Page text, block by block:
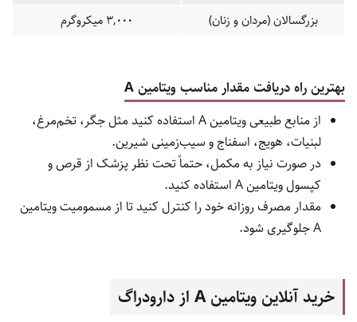
بزرگسالان (مردان و زنان)
3,000 میکروگرم
بهترین راه دریافت مقدار مناسب ویتامین A
از منابع طبیعی ویتامین A استفاده کنید مثل جگر، تخم‌مرغ،
لبنیات، هویج، اسفناج و سیب‌زمینی شیرین.
در صورت نیاز به مکمل، حتماً تحت نظر پزشک از قرص و
کپسول ویتامین A استفاده کنید.
مقدار مصرف روزانه خود را کنترل کنید تا از مسمومیت ویتامین
A جلوگیری شود.
خرید آنلاین ویتامین A از دارودراگ